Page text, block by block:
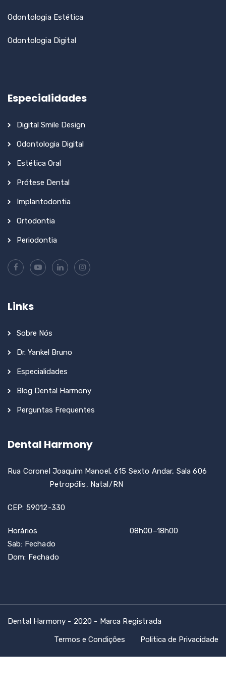
Odontologia Estética
Odontologia Digital
Especialidades
Digital Smile Design
Odontologia Digital
Estética Oral
Prótese Dental
Implantodontia
Ortodontia
Periodontia
Links
Sobre Nós
Dr. Yankel Bruno
Especialidades
Blog Dental Harmony
Perguntas Frequentes
Dental Harmony
Rua Coronel Joaquim Manoel, 615 Sexto Andar, Sala 606
Petropólis, Natal/RN
CEP: 59012-330
Horários 08h00–18h00
Sab: Fechado
Dom: Fechado
Dental Harmony - 2020 - Marca Registrada
Termos e Condições
Politica de Privacidade